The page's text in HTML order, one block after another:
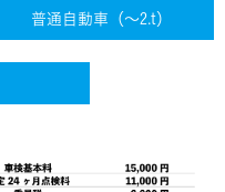
普通自動車（〜2.t）